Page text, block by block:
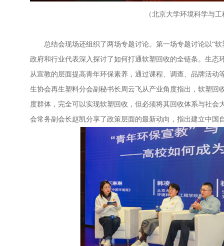
（北京大学环境科学与
总结会现场还组织了两场专题讨论。第一场专题讨论以“软
政府和行业代表深入探讨了如何打通软塑回收的全链条。生
从宣教的层面提高青年环保素养，通过课程、调查、品牌活
生协会再生塑料分会副秘书长周云飞从产业角度指出，软塑回
度群体，完全可以实现软塑回收，但必须将其回收体系与社
会常务副会长赵凯分享了政策层面的最新动向，指出建立中国